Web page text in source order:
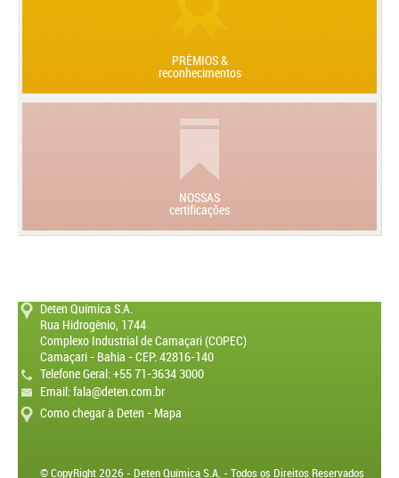
PRÊMIOS &
reconhecimentos
NOSSAS
certificações
Deten Química S.A.
Rua Hidrogênio, 1744
Complexo Industrial de Camaçari (COPEC)
Camaçari - Bahia - CEP: 42816-140
Telefone Geral: +55 71-3634 3000
Email:fala@deten.com.br
Como chegar à Deten - Mapa
© CopyRight 2026 - Deten Química S.A. - Todos os Direitos Reservados